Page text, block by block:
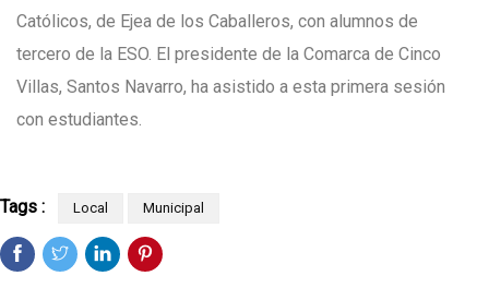
Católicos, de Ejea de los Caballeros, con alumnos de
tercero de la ESO. El presidente de la Comarca de Cinco
Villas, Santos Navarro, ha asistido a esta primera sesión
con estudiantes.
Tags : Local Municipal